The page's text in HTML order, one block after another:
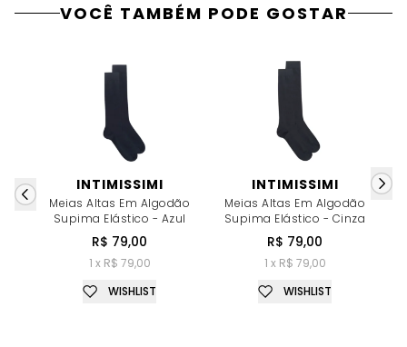
VOCÊ TAMBÉM PODE GOSTAR
INTIMISSIMI
Meias Altas Em Algodão
Supima Elástico - Azul
R$ 79,00
1 x R$ 79,00
WISHLIST
INTIMISSIMI
Meias Altas Em Algodão
Supima Elástico - Cinza
R$ 79,00
1 x R$ 79,00
WISHLIST